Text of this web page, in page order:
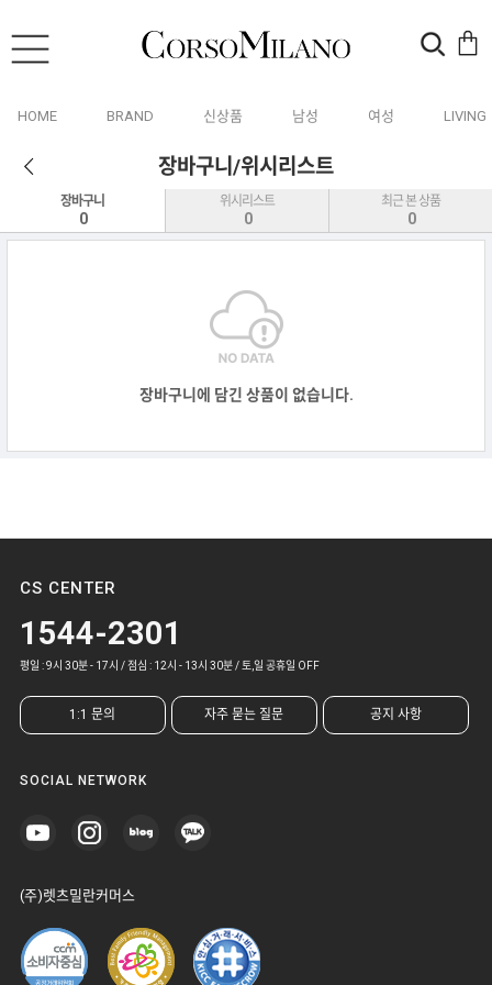
HOME BRAND 신상품 남성 여성 LIVING
장바구니/위시리스트
장바구니
0
위시리스트
0
최근 본 상품
0
장바구니에 담긴 상품이 없습니다.
CS CENTER
1544-2301
평일 : 9시 30분 - 17시 / 점심 : 12시 - 13시 30분 / 토,일 공휴일 OFF
1:1 문의 자주 묻는 질문 공지 사항
SOCIAL NETWORK
(주)렛츠밀란커머스